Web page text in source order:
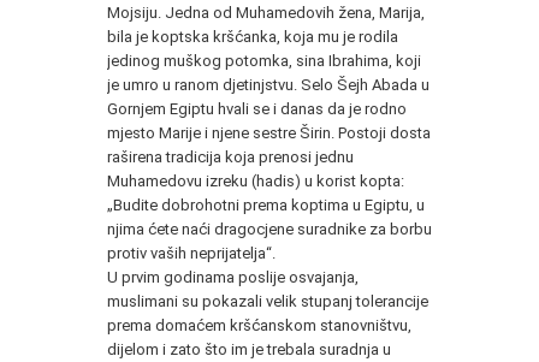
Mojsiju. Jedna od Muhamedovih žena, Marija,
bila je koptska kršćanka, koja mu je rodila
jedinog muškog potomka, sina Ibrahima, koji
je umro u ranom djetinjstvu. Selo Šejh Abada u
Gornjem Egiptu hvali se i danas da je rodno
mjesto Marije i njene sestre Širin. Postoji dosta
raširena tradicija koja prenosi jednu
Muhamedovu izreku (hadis) u korist kopta:
„Budite dobrohotni prema koptima u Egiptu, u
njima ćete naći dragocjene suradnike za borbu
protiv vaših neprijatelja“.
U prvim godinama poslije osvajanja,
muslimani su pokazali velik stupanj tolerancije
prema domaćem kršćanskom stanovništvu,
dijelom i zato što im je trebala suradnja u